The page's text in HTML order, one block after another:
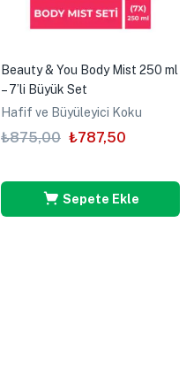
Beauty & You Body Mist 250 ml
– 7’li Büyük Set
Hafif ve Büyüleyici Koku
₺875,00 ₺787,50
Sepete Ekle